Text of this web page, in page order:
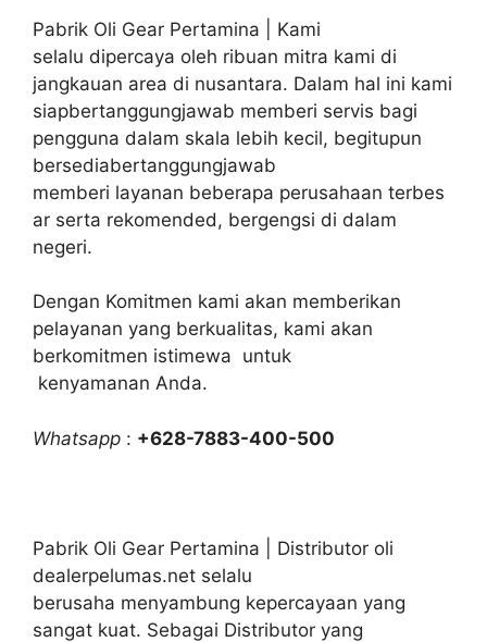
Pabrik Oli Gear Pertamina | Kami
selalu dipercaya oleh ribuan mitra kami di
jangkauan area di nusantara. Dalam hal ini kami
siapbertanggungjawab memberi servis bagi
pengguna dalam skala lebih kecil, begitupun
bersediabertanggungjawab
memberi layanan beberapa perusahaan terbes
ar serta rekomended, bergengsi di dalam
negeri.
Dengan Komitmen kami akan memberikan
pelayanan yang berkualitas, kami akan
berkomitmen istimewa untuk
kenyamanan Anda.
Whatsapp : +628-7883-400-500
Pabrik Oli Gear Pertamina | Distributor oli
dealerpelumas.net selalu
berusaha menyambung kepercayaan yang
sangat kuat. Sebagai Distributor yang